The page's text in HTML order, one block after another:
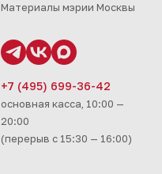
Материалы мэрии Москвы
+7 (495) 699-36-42
основная касса, 10:00 —
20:00
(перерыв с 15:30 — 16:00)